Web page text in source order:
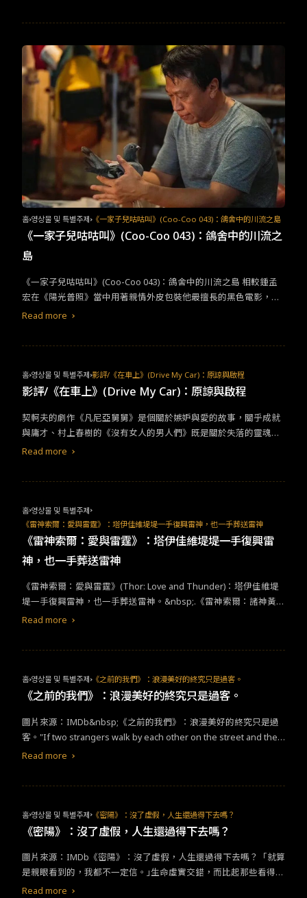
經不再停留於家中的客廳就好。如果一個魔術師，只注重曇花一現
的爆點，而忽略了經營整體的娛樂性，那麼他培養出的觀眾胃口將
被養的越來越大，同時缺乏品味。《我和鬼變成家人的那件事》
（以下簡稱 鬼家人）算不算是好的魔術師呢？電影從最有爭議的標
籤作梗，恐同的直男、陰柔氣質的同志、靠外表上位的花瓶，在現
實中幾乎不可能有交集的三種類型，反而在戲劇裡彰顯最大的衝
突。因車禍冤死的毛毛，與撿到紅包的吳明翰冥婚，一人一鬼的結
合是為了破案，核心則是跨越對彼此的心結，因同性之愛而衍生的
藩籬，在父子關係、婚姻締結之下本就難解，但所有的裂縫都有
光，利用了鬼的身份之便，沒說出口的、沒親眼見得的都因遺憾而
有了滲透的可能。鬼家人的本質不脫類型劇本的公式，傳統關係設
定從男女變成直男與gay，類型上從一開始相看兩相厭的冤家（瘋
狂喜劇）到最後的大團圓、大和解（通俗劇），複合式＋變型的喜
默，幽默並不等於尖刻，不是靠著弄髒角色或互嘲互罵就能成立，
因為幽默針對的不是荒謬的人，而是荒謬本身。它荒謬之處在於惡
趣味的找來氣質最不相容的兩人進行最不可能的冥婚（倒也不是真
幽觀眾一默，原來冥婚也和同婚法與時俱進。它荒謬，在於利用刻
困境，以及女性在職場的壓迫，種種問題它不深究，反而作調配節
奏的抒情之用，或許招致了「過於貪心、塞太多議題」的批評，但
我卻認為在喜劇類型中，它能做的已經很足夠了。鬼家人沒有遺棄
核心：說一個有愛的故事。這個愛要能被同志認同，被傳統價值接
歌曲〈 親愛的對象〉所唱：「我陪你一起學不會放下，但學會盼
홈 영상물 및 특별주제 《一家子兒咕咕叫》(Coo-Coo 043)：鴿舍中的川流之島
《一家子兒咕咕叫》(Coo-Coo 043)：鴿舍中的川流之
島
​​《一家子兒咕咕叫》(Coo-Coo 043)：鴿舍中的川流之島 ​​相較鍾孟
宏在《陽光普照》當中用著親情外皮包裝他最擅長的黑色電影，詹
京霖藉鴿舍與台灣影視作品少見的賽鴿文化築起了另一座川流之
卻十分有效的音樂處理，展現詹京霖一流的導演調度功力。​
Read more
홈 영상물 및 특별주제 影評/《在車上》(Drive My Car)：原諒與啟程
影評/《在車上》(Drive My Car)：原諒與啟程
契軻夫的劇作《凡尼亞舅舅》是個關於嫉妒與愛的故事，關乎成就
與庸才、村上春樹的《沒有女人的男人們》既是關於失落的靈魂，
也是關於那些渴望陪伴的寄託，僅有50頁出頭的第一篇《Drive My
的文學改編。&nbsp;濱口竜介從《歡樂時光》、《睡著也好醒來也
罷》到《偶然與想像》，其自然和魔幻早已成了濱口的金字招牌，
但《在車上》在我看來雖少了一點「濱口魔法」的點綴，卻在村上
春樹和契軻夫的文學框架下，展現出在多個文本之中靈魂的掌握
度，雖是匠氣但卻不做作，宛若是鍋慢火燉煮、不過濃郁，清淡有
餘的雞湯，在適逢困境時澆灌在這條由紅色SAAB所駛出的道路上。
&nbsp;《在車上》其文本豐厚程度無疑是濱口竜介的一次集大成，
有著無可否認那慧黠的對白，在電影中一次次和《凡尼亞舅舅》產
連結性，是孤獨、亦是渴望，又或是帶點悲傷與罪惡。&nbsp;一支
支家福和美沙紀點起的菸，或許是來自於彼此在承載記憶和過去的
重量逐漸壓垮自己的一抹解脫，家福承受著對妻子的不理解、對那
前世是八目鰻那一次次闖入男孩家裡的女孩所擁有的不解，美沙紀
對母親所鞭策她、卻有著愛著她的人格的不諒解，在無數的夜晚
中，一趟趟安穩的車程中，建立起的羈絆便是讓彼此生命疏通的路
將在舞台上扛下這個在卡帶中所留白的責任，但高槻的自尊心讓他
在最後一次扛起凡尼亞舅舅時，繳出了嘔心瀝血的表演，卻無法留
在正式公演，濱口竜介終究讓家福再這趟旅程中回到這個舞台、讓
索妮亞在台上靜靜地用手語打出妻子在卡帶中留下的最終足跡。卸
下了陪伴人生已久的方向盤，抽離了凡尼亞舅舅的家福將紅色SAAB
傳承給了那個唯一能夠和他一樣駕馭這台車的美沙紀，一段懲罰自
Read more
홈 영상물 및 특별주제
《雷神索爾：愛與雷霆》：塔伊佳維堤堤一手復興雷神，也一手葬送雷神
《雷神索爾：愛與雷霆》：塔伊佳維堤堤一手復興雷
神，也一手葬送雷神
​​《雷神索爾：愛與雷霆》(Thor: Love and Thunder)：塔伊佳維堤
堤一手復興雷神，也一手葬送雷神。​&nbsp;.​《雷神索爾：諸神黃
昏》之於索爾一角可謂有著舉足輕重的地位，一洗過往故事上的免
藉《諸神黃昏》的成功後也在好萊塢大放異彩，從《曼達洛人》到
《自殺突擊隊：集結》都能見到他的身影，同時也憑藉《兔嘲男
前作為雷神系列洗刷罪名的成功之下，勢必得延續這股氛圍前進，
但其成品卻將《諸神黃昏》的缺點無限放大，塔伊佳的個人風格也
淪為廉價的流水線產品。​-​雷神兩兄弟在《終局之戰》分道揚鑣之
事到頭來這個角色在經歷眾多創傷之下凸顯不出其缺陷，《愛與雷
霆》與其說是續作，倒比較像Thor Reunion的特別節目，其主命題
格已經被徹底商業化，及上一集已經過度開發索爾一角，在《無限
之戰》和《終局之戰》後，索爾的角色曲線已有飽滿的表現，硬要
續命的《愛與雷霆》更加強調索爾的工具人程度簡直不亞於驚奇隊
Read more
홈 영상물 및 특별주제 《之前的我們》：浪漫美好的終究只是過客。
《之前的我們》：浪漫美好的終究只是過客。
圖片來源：IMDb&nbsp;《之前的我們》：浪漫美好的終究只是過
客。"If two strangers walk by each other on the street and their
clothes accidentally brush, that means there have been 8000 lay
e sparkles and sadness were beautifully captured, even the sile
nce was full of emotions. What a fascinating debut!&nbsp;如果
面，來世我們會如何？又或者其實命中註定的關係沒有我們想得浪
漫美好，真正浪漫美好的終究只是過客。&nbsp;好久沒有在電影院
哭到像這樣不能自已了，這絕對是會在我心中停留很久，並且會想
Read more
홈 영상물 및 특별주제 《密陽》：沒了虛假，人生還過得下去嗎？
《密陽》：沒了虛假，人生還過得下去嗎？
圖片來源：IMDb《密陽》：沒了虛假，人生還過得下去嗎？「就算
是親眼看到的，我都不一定信。｣生命虛實交錯，而比起那些看得見
的真實，無法捉摸的言語、信仰、情感，隱藏著更多力量。去年看
Read more